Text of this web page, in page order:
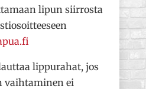
lipun siirrosta
lippurahat, jos
vaihtaminen ei